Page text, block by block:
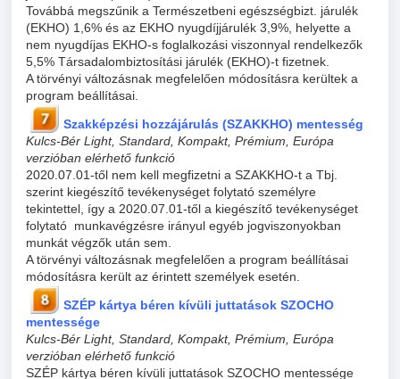
Továbbá megszűnik a Természetbeni egészségbizt. járulék
(EKHO) 1,6% és az EKHO nyugdíjjárulék 3,9%, helyette a
nem nyugdíjas EKHO-s foglalkozási viszonnyal rendelkezők
5,5% Társadalombiztosítási járulék (EKHO)-t fizetnek.
A törvényi változásnak megfelelően módosításra kerültek a
program beállításai.
Szakképzési hozzájárulás (SZAKKHO) mentesség
Kulcs-Bér Light, Standard, Kompakt, Prémium, Európa
verzióban elérhető funkció
2020.07.01-től nem kell megfizetni a SZAKKHO-t a Tbj.
szerint kiegészítő tevékenységet folytató személyre
tekintettel, így a 2020.07.01-től a kiegészítő tevékenységet
folytató munkavégzésre irányul egyéb jogviszonyokban
munkát végzők után sem.
A törvényi változásnak megfelelően a program beállításai
módosításra került az érintett személyek esetén.
SZÉP kártya béren kívüli juttatások SZOCHO
mentessége
Kulcs-Bér Light, Standard, Kompakt, Prémium, Európa
verzióban elérhető funkció
SZÉP kártya béren kívüli juttatások SZOCHO mentessége